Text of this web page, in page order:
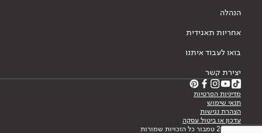
הנהלה
אחריות תאגידית
בואו לעבוד איתנו
יצירת קשר
מדיניות הפרטיות
תנאי שימוש
הצהרת נגישות
עדכון או ביטול עסקה
© 2026 טמבור כל הזכויות שמורות